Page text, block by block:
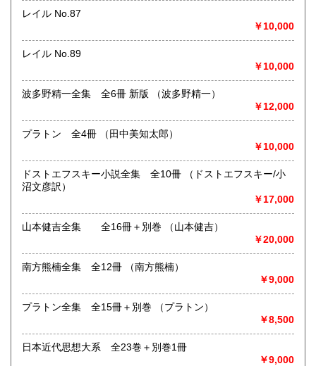
日本全国無料出張買取りお引き受けいたします。
まずは、フリーダイヤル 0120-68-2332 までご連絡下さ
い。
総記、哲学宗教、歴史、社会科学、自然科学、美術工芸、国
語国文、外国文学、古典籍、近代文献、趣味、外国書、サブ
レイル No.87
￥10,000
レイル No.89
￥10,000
波多野精一全集 全6冊 新版 （波多野精一）
￥12,000
プラトン 全4冊 （田中美知太郎）
￥10,000
ドストエフスキー小説全集 全10冊 （ドストエフスキー/小
沼文彦訳）
￥17,000
山本健吉全集 全16冊＋別巻 （山本健吉）
￥20,000
南方熊楠全集 全12冊 （南方熊楠）
￥9,000
プラトン全集 全15冊＋別巻 （プラトン）
￥8,500
日本近代思想大系 全23巻＋別巻1冊
￥9,000